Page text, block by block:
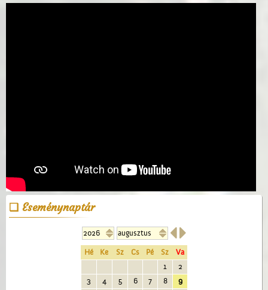
Eseménynaptár

Hé Ke Sz Cs Pé Sz
Va
1
2
3
4 5 6 7 8 9